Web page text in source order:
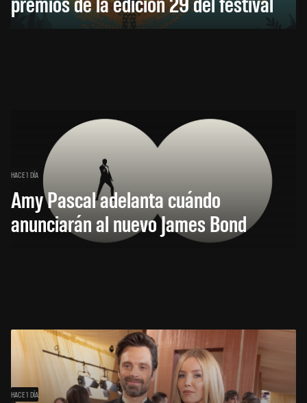
HACE 1 DÍA
Amy Pascal adelanta cuándo
anunciarán al nuevo James Bond
HACE 1 DÍA